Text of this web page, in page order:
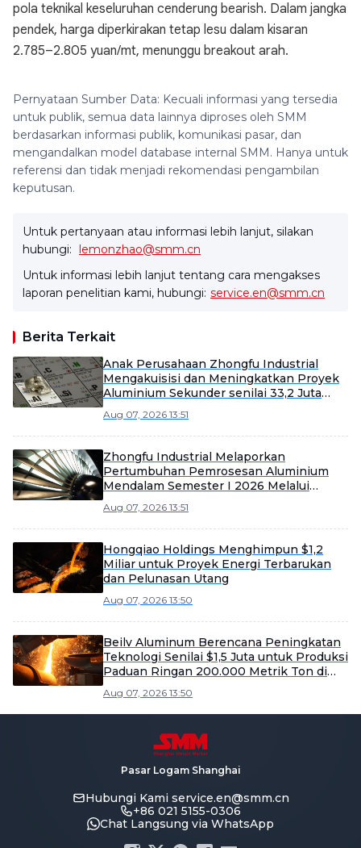
pola teknikal keseluruhan cenderung bearish. Dalam jangka
pendek, harga diperkirakan tetap lesu dalam kisaran
2.785–2.805 yuan/mt, menunggu breakout arah.
Pernyataan Sumber Data: Kecuali informasi yang tersedia
untuk publik, semua data lainnya diproses oleh SMM
berdasarkan informasi publik, komunikasi pasar, dan
mengandalkan model database internal SMM. Hanya untuk
referensi dan tidak menjadi rekomendasi pengambilan
keputusan.
Untuk pertanyaan atau informasi lebih lanjut, silakan
hubungi: lemonzhao@smm.cn
Untuk informasi lebih lanjut tentang cara mengakses
laporan penelitian kami, hubungi: service.en@smm.cn
Berita Terkait
Anak Perusahaan Zhongfu Industrial
Mengakuisisi dan Meningkatkan Proyek
Aluminium Sekunder senilai 33,2 Juta
Aug 07, 2026 13:51
Zhongfu Industrial Melaporkan
Pertumbuhan Pemrosesan Aluminium
Mendalam Semester I 2026 Melalui
Aug 07, 2026 13:51
Hongqiao Holdings Menghimpun $1,2
Miliar untuk Proyek Energi Terbarukan
dan Pelunasan Utang
Aug 07, 2026 13:50
Beilv Aluminum Berencana Peningkatan
Teknologi Senilai $1,5 Juta untuk Produksi
Paduan Ringan 200.000 Metrik Ton di
Aug 07, 2026 13:50
Pasar Logam Shanghai
Hubungi Kami service.en@smm.cn
+86 021 5155-0306
Chat Langsung via WhatsApp